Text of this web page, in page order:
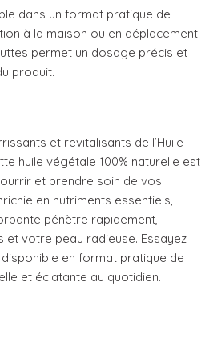
dans un format pratique de
à la maison ou en déplacement.
permet un dosage précis et
produit.
et revitalisants de l’Huile
huile végétale 100% naturelle est
et prendre soin de vos
en nutriments essentiels,
pénètre rapidement,
et votre peau radieuse. Essayez
disponible en format pratique de
et éclatante au quotidien.